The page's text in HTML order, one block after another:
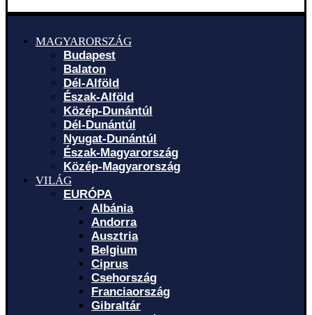
MAGYARORSZÁG
Budapest
Balaton
Dél-Alföld
Észak-Alföld
Közép-Dunántúl
Dél-Dunántúl
Nyugat-Dunántúl
Észak-Magyarország
Közép-Magyarország
VILÁG
EURÓPA
Albánia
Andorra
Ausztria
Belgium
Ciprus
Csehország
Franciaország
Gibraltár